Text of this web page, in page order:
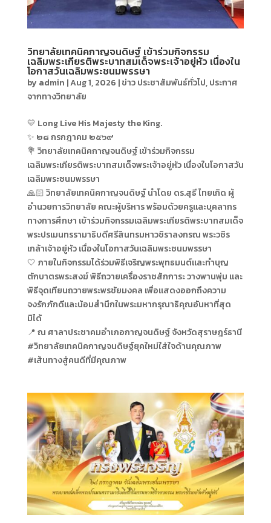
วิทยาลัยเทคนิคกาญจนดิษฐ์ เข้าร่วมกิจกรรม
เฉลิมพระเกียรติพระบาทสมเด็จพระเจ้าอยู่หัว เนื่องใน
โอกาสวันเฉลิมพระชนมพรรษา
by admin |Aug 1, 2026 |ข่าว ประชาสัมพันธ์ทั่วไป,ประกาศ
จากทางวิทยาลัย
💛 Long Live His Majesty the King.
✨ ๒๘ กรกฎาคม ๒๕๖๙
💐 วิทยาลัยเทคนิคกาญจนดิษฐ์ เข้าร่วมกิจกรรม
เฉลิมพระเกียรติพระบาทสมเด็จพระเจ้าอยู่หัว เนื่องในโอกาสวัน
เฉลิมพระชนมพรรษา
🙏🏻 วิทยาลัยเทคนิคกาญจนดิษฐ์ นำโดย ดร.สุธี ไทยเกิด ผู้
อำนวยการวิทยาลัย คณะผู้บริหาร พร้อมด้วยครูและบุคลากร
ทางการศึกษา เข้าร่วมกิจกรรมเฉลิมพระเกียรติพระบาทสมเด็จ
พระปรเมนทรรามาธิบดีศรีสินทรมหาวชิราลงกรณ พระวชิร
เกล้าเจ้าอยู่หัว เนื่องในโอกาสวันเฉลิมพระชนมพรรษา
🤍 ภายในกิจกรรมได้ร่วมพิธีเจริญพระพุทธมนต์และทำบุญ
ตักบาตรพระสงฆ์ พิธีถวายเครื่องราชสักการะ วางพานพุ่ม และ
พิธีจุดเทียนถวายพระพรชัยมงคล เพื่อแสดงออกถึงความ
จงรักภักดีและน้อมสำนึกในพระมหากรุณาธิคุณอันหาที่สุด
มิได้
📍 ณ ศาลาประชาคมอำเภอกาญจนดิษฐ์ จังหวัดสุราษฎร์ธานี
#วิทยาลัยเทคนิคกาญจนดิษฐ์ยุคใหม่ใส่ใจด้านคุณภาพ
#เส้นทางสู่คนดีที่มีคุณภาพ